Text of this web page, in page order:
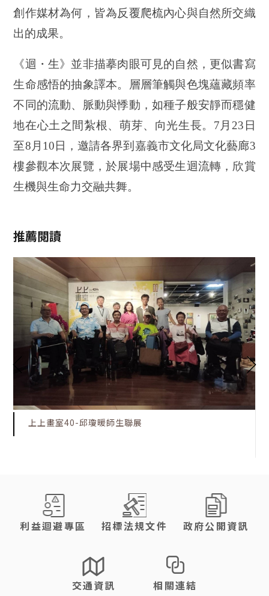
創作媒材為何，皆為反覆爬梳內心與自然所交織
出的成果。
《迴・生》並非描摹肉眼可見的自然，更似書寫
生命感悟的抽象譯本。層層筆觸與色塊蘊藏頻率
不同的流動、脈動與悸動，如種子般安靜而穩健
地在心土之間紮根、萌芽、向光生長。7月23日
至8月10日，邀請各界到嘉義市文化局文化藝廊3
樓參觀本次展覽，於展場中感受生迴流轉，欣賞
生機與生命力交融共舞。
推薦閱讀
上上畫室40-邱瓊暖師生聯展
利益迴避專區 招標法規文件 政府公開資訊
交通資訊 相關連結